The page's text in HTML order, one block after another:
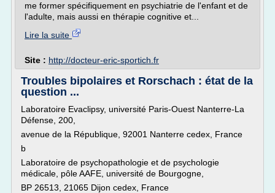
me former spécifiquement en psychiatrie de l'enfant et de
l'adulte, mais aussi en thérapie cognitive et...
Lire la suite
Site : http://docteur-eric-sportich.fr
Troubles bipolaires et Rorschach : état de la
question ...
Laboratoire Evaclipsy, université Paris-Ouest Nanterre-La
Défense, 200,
avenue de la République, 92001 Nanterre cedex, France
b
Laboratoire de psychopathologie et de psychologie
médicale, pôle AAFE, université de Bourgogne,
BP 26513, 21065 Dijon cedex, France